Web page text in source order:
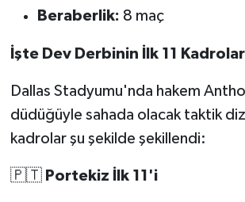
Beraberlik: 8 maç
İşte Dev Derbinin İlk 11
Dallas Stadyumu'nda hakem
düdüğüyle sahada olacak taktik
kadrolar şu şekilde şekillendi:
🇵🇹Portekiz İlk 11'i